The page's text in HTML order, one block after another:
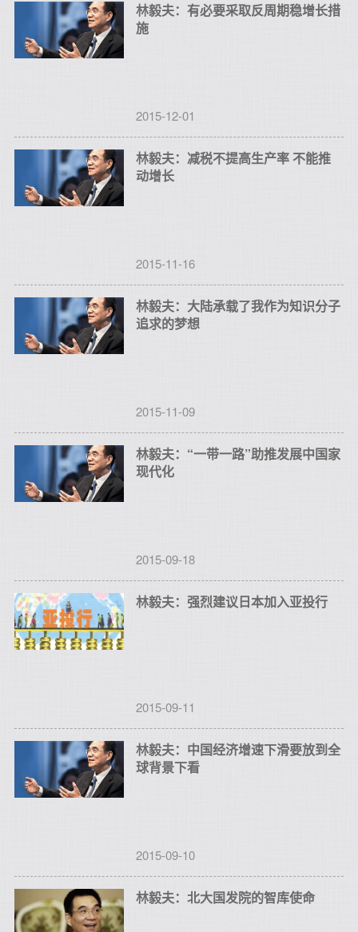
林毅夫：有必要采取反周期稳增长措
施
2015-12-01
林毅夫：减税不提高生产率 不能推
动增长
2015-11-16
林毅夫：大陆承载了我作为知识分子
追求的梦想
2015-11-09
林毅夫：“一带一路”助推发展中国家
现代化
2015-09-18
林毅夫：强烈建议日本加入亚投行
2015-09-11
林毅夫：中国经济增速下滑要放到全
球背景下看
2015-09-10
林毅夫：北大国发院的智库使命